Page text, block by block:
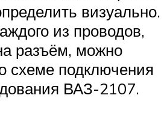
визуально.
из проводов,
разъём, можно
схеме подключения
ВАЗ-2107.